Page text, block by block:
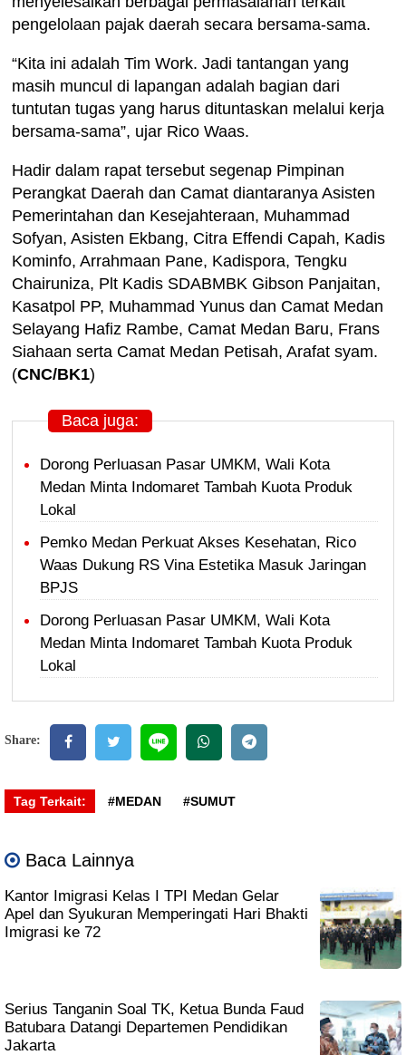
pengelolaan pajak daerah secara bersama-sama.
“Kita ini adalah Tim Work. Jadi tantangan yang
masih muncul di lapangan adalah bagian dari
tuntutan tugas yang harus dituntaskan melalui kerja
bersama-sama”, ujar Rico Waas.
Hadir dalam rapat tersebut segenap Pimpinan
Perangkat Daerah dan Camat diantaranya Asisten
Pemerintahan dan Kesejahteraan, Muhammad
Sofyan, Asisten Ekbang, Citra Effendi Capah, Kadis
Kominfo, Arrahmaan Pane, Kadispora, Tengku
Chairuniza, Plt Kadis SDABMBK Gibson Panjaitan,
Kasatpol PP, Muhammad Yunus dan Camat Medan
Selayang Hafiz Rambe, Camat Medan Baru, Frans
Siahaan serta Camat Medan Petisah, Arafat syam.
(CNC/BK1)
Baca juga:
Dorong Perluasan Pasar UMKM, Wali Kota
Medan Minta Indomaret Tambah Kuota Produk
Lokal
Pemko Medan Perkuat Akses Kesehatan, Rico
Waas Dukung RS Vina Estetika Masuk Jaringan
BPJS
Dorong Perluasan Pasar UMKM, Wali Kota
Medan Minta Indomaret Tambah Kuota Produk
Lokal
Share:
Tag Terkait: #MEDAN #SUMUT
Baca Lainnya
Kantor Imigrasi Kelas I TPI Medan Gelar
Apel dan Syukuran Memperingati Hari Bhakti
Imigrasi ke 72
Serius Tanganin Soal TK, Ketua Bunda Faud
Batubara Datangi Departemen Pendidikan
Jakarta